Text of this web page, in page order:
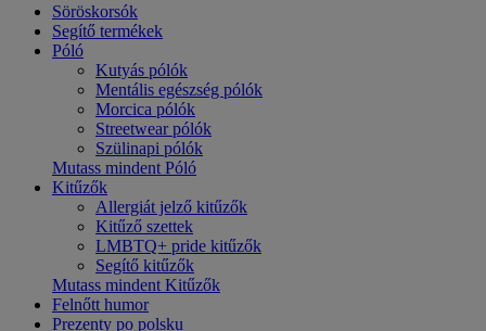
Söröskorsók
Segítő termékek
Póló
Kutyás pólók
Mentális egészség pólók
Morcica pólók
Streetwear pólók
Szülinapi pólók
Mutass mindent Póló
Kitűzők
Allergiát jelző kitűzők
Kitűző szettek
LMBTQ+ pride kitűzők
Segítő kitűzők
Mutass mindent Kitűzők
Felnőtt humor
Prezenty po polsku